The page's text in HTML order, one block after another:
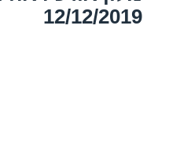
12/12/2019